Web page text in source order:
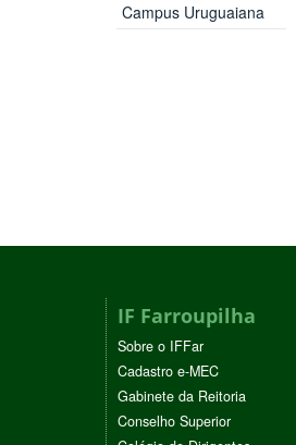
Campus Uruguaiana
IF Farroupilha
Sobre o IFFar
Cadastro e-MEC
Gabinete da Reitoria
Conselho Superior